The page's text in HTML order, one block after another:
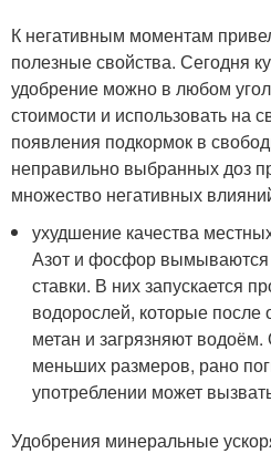
К негативным моментам
полезные свойства. Сегодня
удобрение можно в любом
стоимости и использовать на
появления подкормок в
неправильно выбранных доз
множество негативных
ухудшение качества
Азот и фосфор вымываются
ставки. В них запускается
водорослей, которые
метан и загрязняют
меньших размеров, рано
употреблении может
Удобрения минеральные